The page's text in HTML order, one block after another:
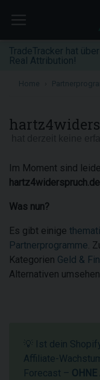
TradeTracker hat
Real Attribution!
Home
Im Moment sind
hartz4widerspruch.de
Was nun?
Es gibt einige
Partnerprogramme.
Kategorien Geld &
Alternativen
💡 Ist dein
Affiliate-
Forecast – OHNE